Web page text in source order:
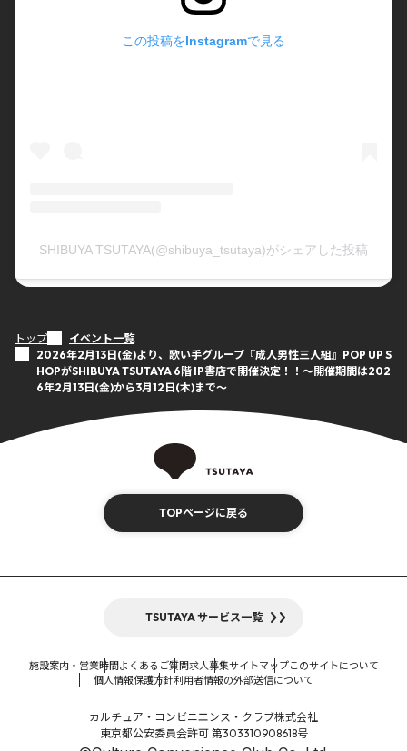
トップ
イベント一覧
2026年2月13日(金)より、歌い手グループ『成人男性三人組』POP UP S
HOPがSHIBUYA TSUTAYA 6階 IP書店で開催決定！！～開催期間は202
6年2月13日(金)から3月12日(木)まで～
この投稿をInstagramで見る
SHIBUYA TSUTAYA(@shibuya_tsutaya)がシェアした投稿
TOPページに戻る
TSUTAYA サービス一覧
施設案内・営業時間 よくあるご質問求人募集サイトマップこのサイトについて
個人情報保護方針利用者情報の外部送信について
カルチュア・コンビニエンス・クラブ株式会社
東京都公安委員会許可 第303310908618号